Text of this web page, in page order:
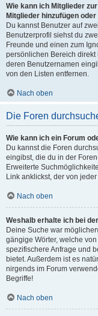
Wie kann ich Mitglieder
Mitglieder hinzufügen
Du kannst Benutzer auf
Benutzerprofil siehst du
Freunde und einen zum
persönlichen Bereich
deren Benutzernamen
von den Listen entfernen.
Nach oben
Die Foren
Wie kann ich ein Forum
Du kannst die Foren
eingibst, die du in der
Erweiterte
Link anklickst, der von
Nach oben
Weshalb erhalte ich bei
Deine Suche war
gängige Wörter, welche
spezifischere Anfrage und
bietet. Außerdem ist es
nirgends im Forum
Begriffe!
Nach oben